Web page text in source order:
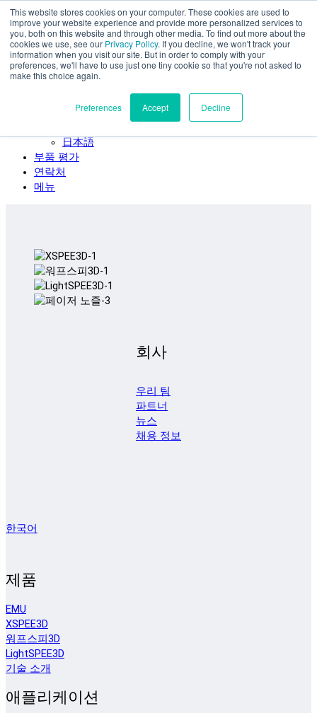
This website stores cookies on your computer. These cookies are used to
improve your website experience and provide more personalized services to
you, both on this website and through other media. To find out more about the
cookies we use, see our Privacy Policy. If you decline, we won't track your
information when you visit our site. But in order to comply with your
preferences, we'll have to use just one tiny cookie so that you're not asked to
make this choice again.
Preferences Accept Decline
주요 콘텐츠로 건너뛰기
SPEE3D
한국어
English
Español
Français
日本語
부품 평가
연락처
메뉴
회사
우리 팀
파트너
뉴스
채용 정보
한국어
제품
EMU
XSPEE3D
워프스피3D
LightSPEE3D
기술 소개
애플리케이션